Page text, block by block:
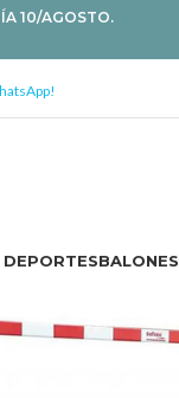
10/AGOSTO.
DEPORTESBALONES